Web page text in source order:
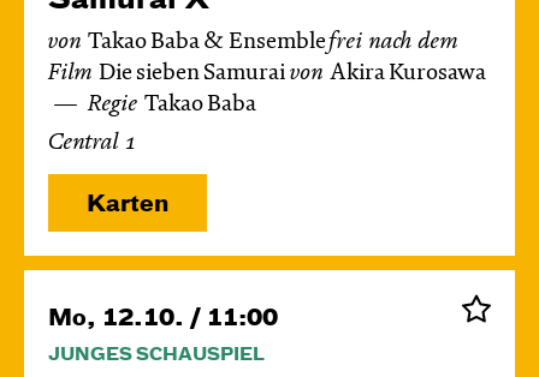
von Takao Baba & Ensemblefrei nach dem
Film Die sieben Samurai von Akira Kurosawa
Regie Takao Baba
Central 1
Karten
Mo, 12.10. / 11:00
JUNGES SCHAUSPIEL